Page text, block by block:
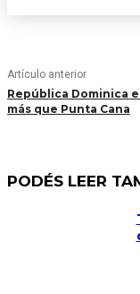
Artículo anterior
República Dominica
más que Punta Cana
PODÉS LEER